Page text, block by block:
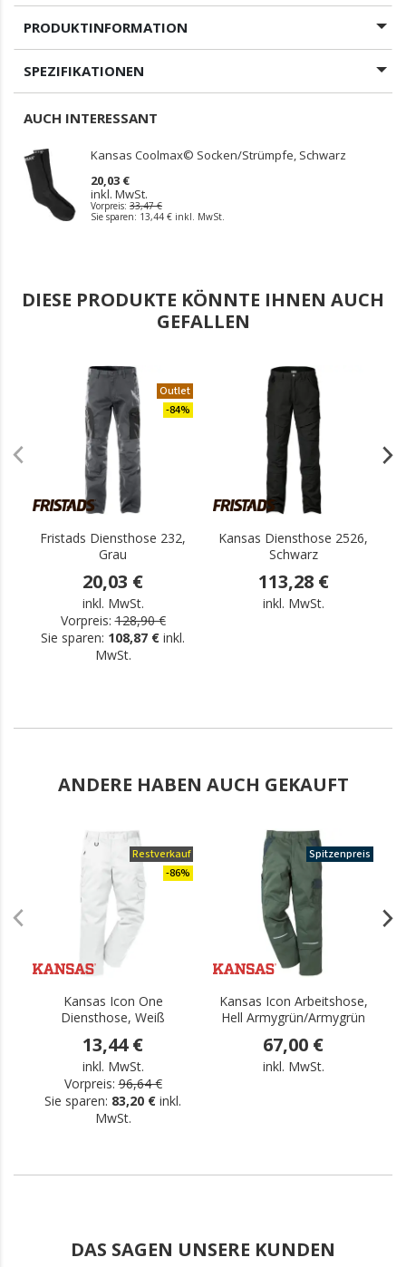
PRODUKTINFORMATION
SPEZIFIKATIONEN
AUCH INTERESSANT
Kansas Coolmax© Socken/Strümpfe, Schwarz
20,03 €
inkl. MwSt.
Vorpreis: 33,47 €
Sie sparen: 13,44 € inkl. MwSt.
DIESE PRODUKTE KÖNNTE IHNEN AUCH
GEFALLEN
Outlet
-84%
Fristads Diensthose 232,
Grau
20,03 €
inkl. MwSt.
Vorpreis: 128,90 €
Sie sparen: 108,87 € inkl.
MwSt.
Kansas Diensthose 2526,
Schwarz
113,28 €
inkl. MwSt.
ANDERE HABEN AUCH GEKAUFT
Restverkauf
-86%
Kansas Icon One
Diensthose, Weiß
13,44 €
inkl. MwSt.
Vorpreis: 96,64 €
Sie sparen: 83,20 € inkl.
MwSt.
Spitzenpreis
Kansas Icon Arbeitshose,
Hell Armygrün/Armygrün
67,00 €
inkl. MwSt.
DAS SAGEN UNSERE KUNDEN